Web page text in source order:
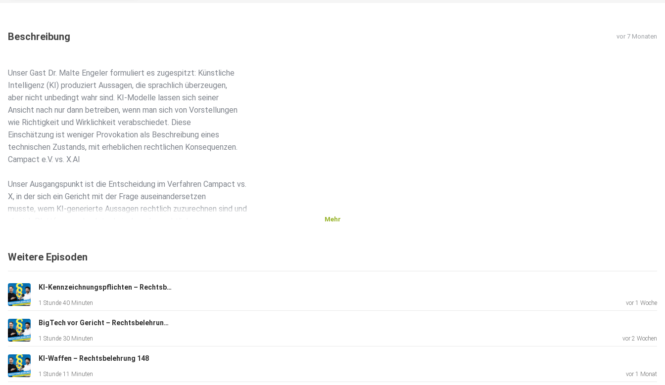
Beschreibung vor 7 Monaten
Unser Gast Dr. Malte Engeler formuliert es zugespitzt: Künstliche
Intelligenz (KI) produziert Aussagen, die sprachlich überzeugen,
aber nicht unbedingt wahr sind. KI-Modelle lassen sich seiner
Ansicht nach nur dann betreiben, wenn man sich von Vorstellungen
wie Richtigkeit und Wirklichkeit verabschiedet. Diese
Einschätzung ist weniger Provokation als Beschreibung eines
technischen Zustands, mit erheblichen rechtlichen Konsequenzen.
Campact e.V. vs. X.AI
Unser Ausgangspunkt ist die Entscheidung im Verfahren Campact vs.
X, in der sich ein Gericht mit der Frage auseinandersetzen
musste, wem KI-generierte Aussagen rechtlich zuzurechnen sind und
Glaubwürdigkeit trotz „Halluzination“
KI-Chatbots unterscheiden sich von klassischen
Informationsdiensten dadurch, dass sie nicht lediglich Inhalte
auffinden oder ordnen, sondern eigenständig formulieren. Ihre
„menschlich“ wirkende Ausgabe verstärkt das Vertrauen der Nutzer
und verschiebt damit die rechtliche Bewertung.
Begriffe wie „Halluzination“ oder „Konfabulation“ (Buch von
Mehr
Weitere Episoden
KI-Kennzeichnungspflichten – Rechtsbelehrung 150
1 Stunde 40 Minuten vor 1 Woche
BigTech vor Gericht – Rechtsbelehrung 149
1 Stunde 30 Minuten vor 2 Wochen
KI-Waffen – Rechtsbelehrung 148
1 Stunde 11 Minuten vor 1 Monat